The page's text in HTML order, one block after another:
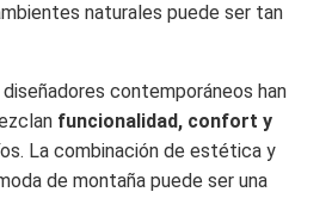
naturales puede ser tan
contemporáneos han
funcionalidad, confort y
La combinación de estética y
de montaña puede ser una